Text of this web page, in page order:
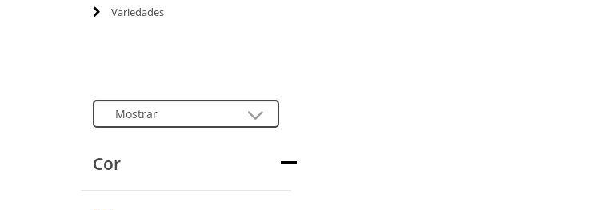
Variedades
Cor